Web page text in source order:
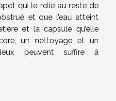
qui le relie au reste de
et que l’eau atteint
et la capsule qu’elle
un nettoyage et un
peuvent suffire à